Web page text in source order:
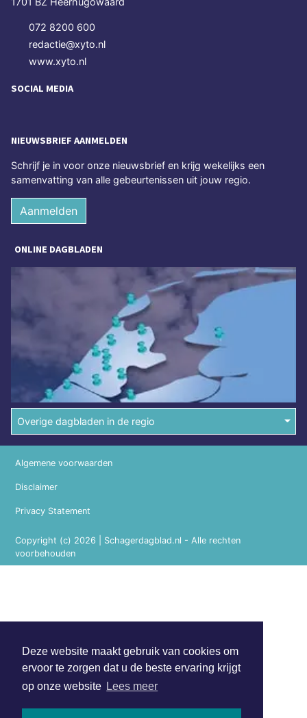
Deze website maakt gebruik van cookies om
ervoor te zorgen dat u de beste ervaring krijgt
op onze website Lees meer
072 8200 600
redactie@xyto.nl
www.xyto.nl
SOCIAL MEDIA
NIEUWSBRIEF AANMELDEN
Schrijf je in voor onze nieuwsbrief en krijg wekelijks een
samenvatting van alle gebeurtenissen uit jouw regio.
Aanmelden
ONLINE DAGBLADEN
Overige dagbladen in de regio
Copyright (c) 2026 | Schagerdagblad.nl - Alle rechten
voorbehouden
Algemene voorwaarden
Disclaimer
Privacy Statement